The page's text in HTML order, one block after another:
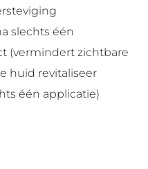
slechts één
(vermindert zichtbare
huid revitaliseer
één applicatie)